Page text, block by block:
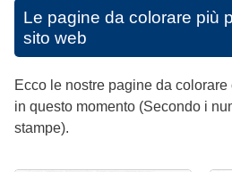
Le pagine da colorare più
sito web
Ecco le nostre pagine da
in questo momento (Secondo i
stampe).